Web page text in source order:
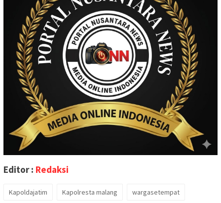
Editor : Redaksi
Kapoldajatim Kapolresta malang wargasetempat